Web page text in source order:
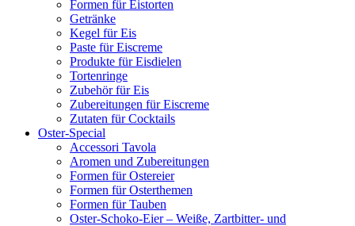
Formen für Eistorten
Getränke
Kegel für Eis
Paste für Eiscreme
Produkte für Eisdielen
Tortenringe
Zubehör für Eis
Zubereitungen für Eiscreme
Zutaten für Cocktails
Oster-Special
Accessori Tavola
Aromen und Zubereitungen
Formen für Ostereier
Formen für Osterthemen
Formen für Tauben
Oster-Schoko-Eier – Weiße, Zartbitter- und